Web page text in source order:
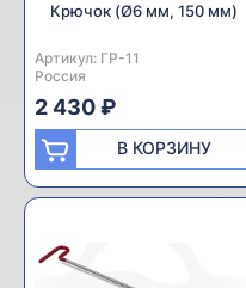
Крючок (Ø6 мм, 150 мм)
Артикул: ГР-11
Производитель:
Россия
2 430 ₽
В КОРЗИНУ